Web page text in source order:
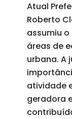
Atual
Roberto
assumiu
áreas de
urbana. A
atividade
geradora